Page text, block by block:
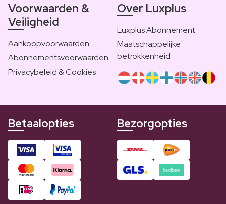
Voorwaarden &
Veiligheid
Aankoopvoorwaarden
Abonnementsvoorwaarden
Privacybeleid & Cookies
Over Luxplus
Luxplus Abonnement
Maatschappelijke
betrokkenheid
Betaalopties Bezorgopties